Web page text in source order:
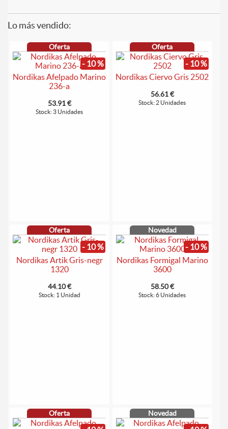
Lo más vendido:
Oferta
- 10 %
Nordikas Afelpado Marino
236-a
53.91 €
Stock: 3 Unidades
Oferta
- 10 %
Nordikas Ciervo Gris 2502
56.61 €
Stock: 2 Unidades
Oferta
- 10 %
Nordikas Artik Gris-negr
1320
44.10 €
Stock: 1 Unidad
Novedad
- 10 %
Nordikas Formigal Marino
3600
58.50 €
Stock: 6 Unidades
Oferta Novedad